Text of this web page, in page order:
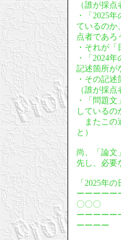
（誰が採点
・「2025
ているのか
点者であろ
・それが
・「2024
記述箇所が
・その記
（誰が採点
・「問題
している
またこの
と）
尚、「論文
先し、必要
「2025年
ーーーーー
〇〇〇
ーーーーー
ーーーー